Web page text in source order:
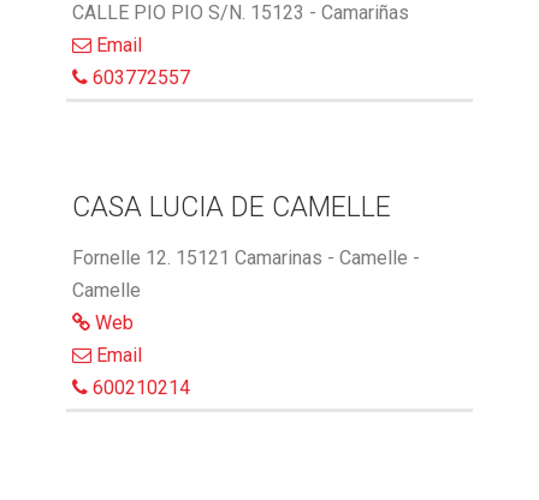
CALLE PIO PIO S/N. 15123 - Camariñas
Email
603772557
CASA LUCIA DE CAMELLE
Fornelle 12. 15121 Camarinas - Camelle -
Camelle
Web
Email
600210214